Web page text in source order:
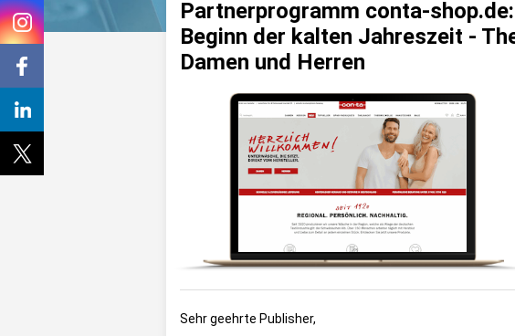
Partnerprogramm conta-
Beginn der kalten Jahreszeit -
Damen und Herren
Sehr geehrte Publisher,